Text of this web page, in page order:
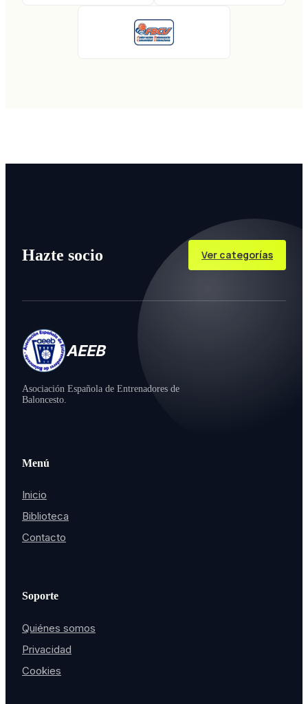
Hazte socio Ver categorías
AEEB
Asociación Española de Entrenadores de
Baloncesto.
Menú
Inicio
Biblioteca
Contacto
Soporte
Quiénes somos
Privacidad
Cookies